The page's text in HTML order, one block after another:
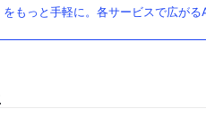
もっと手軽に。各サービスで広がる